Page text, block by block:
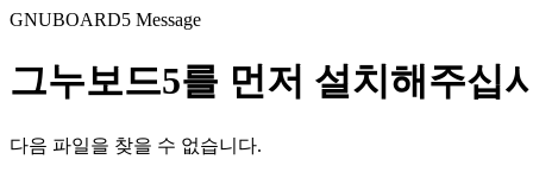
GNUBOARD5 Message
그누보드5를 먼저 설치해주십
다음 파일을 찾을 수 없습니다.